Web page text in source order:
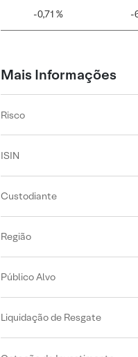
-0,71 % -
Mais Informações
Risco
ISIN
Custodiante
Região
Público Alvo
Liquidação de Resgate